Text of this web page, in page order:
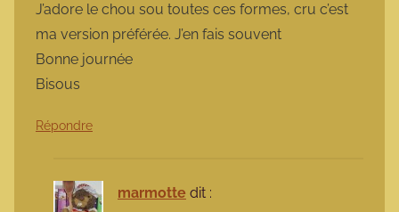
J’adore le chou sou toutes ces formes, cru c’est
ma version préférée. J’en fais souvent
Bonne journée
Bisous
Répondre
marmotte dit :